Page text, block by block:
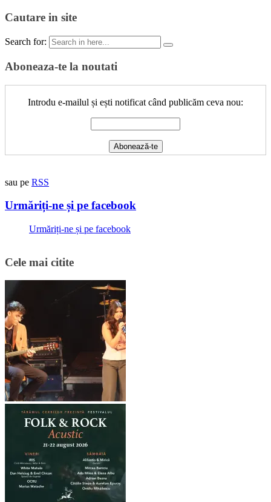
Cautare in site
Search for:
Aboneaza-te la noutati
Introdu e-mailul și ești notificat când publicăm ceva nou:
sau pe RSS
Urmăriți-ne și pe facebook
Urmăriți-ne și pe facebook
Cele mai citite